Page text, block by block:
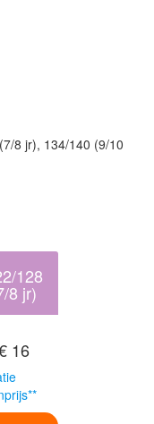
8 jr), 134/140 (9/10
128
8 jr)
16